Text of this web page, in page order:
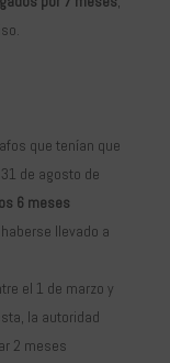
que tenían que
de agosto de
6 meses
llevado a
el 1 de marzo y
la autoridad
2 meses